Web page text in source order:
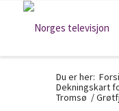
Du er her:
Dekningskart
Tromsø /